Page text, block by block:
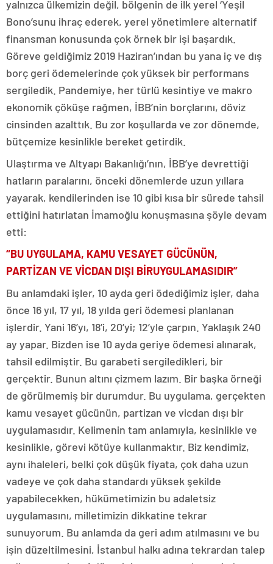
yalnızca ülkemizin değil, bölgenin de ilk yerel ‘Yeşil
Bono’sunu ihraç ederek, yerel yönetimlere alternatif
finansman konusunda çok örnek bir işi başardık.
Göreve geldiğimiz 2019 Haziran’ından bu yana iç ve dış
borç geri ödemelerinde çok yüksek bir performans
sergiledik. Pandemiye, her türlü kesintiye ve makro
ekonomik çöküşe rağmen, İBB’nin borçlarını, döviz
cinsinden azalttık. Bu zor koşullarda ve zor dönemde,
bütçemize kesinlikle bereket getirdik.
Ulaştırma ve Altyapı Bakanlığı’nın, İBB’ye devrettiği
hatların paralarını, önceki dönemlerde uzun yıllara
yayarak, kendilerinden ise 10 gibi kısa bir sürede tahsil
ettiğini hatırlatan İmamoğlu konuşmasına şöyle devam
etti:
“BU UYGULAMA, KAMU VESAYET GÜCÜNÜN,
PARTİZAN VE VİCDAN DIŞI BİRUYGULAMASIDIR”
Bu anlamdaki işler, 10 ayda geri ödediğimiz işler, daha
önce 16 yıl, 17 yıl, 18 yılda geri ödemesi planlanan
işlerdir. Yani 16’yı, 18’i, 20’yi; 12’yle çarpın. Yaklaşık 240
ay yapar. Bizden ise 10 ayda geriye ödemesi alınarak,
tahsil edilmiştir. Bu garabeti sergiledikleri, bir
gerçektir. Bunun altını çizmem lazım. Bir başka örneği
de görülmemiş bir durumdur. Bu uygulama, gerçekten
kamu vesayet gücünün, partizan ve vicdan dışı bir
uygulamasıdır. Kelimenin tam anlamıyla, kesinlikle ve
kesinlikle, görevi kötüye kullanmaktır. Biz kendimiz,
aynı ihaleleri, belki çok düşük fiyata, çok daha uzun
vadeye ve çok daha standardı yüksek şekilde
yapabilecekken, hükümetimizin bu adaletsiz
uygulamasını, milletimizin dikkatine tekrar
sunuyorum. Bu anlamda da geri adım atılmasını ve bu
işin düzeltilmesini, İstanbul halkı adına tekrardan talep